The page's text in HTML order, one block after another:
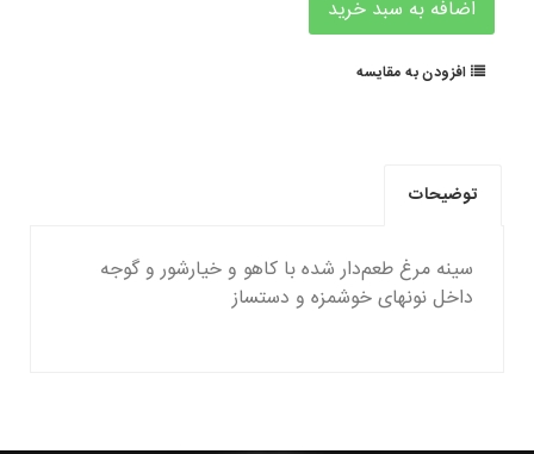
افزودن به مقایسه
توضیحات
سینه مرغ طعم‌دار شده با کاهو و خیارشور و گوجه
داخل نونهای خوشمزه و دستساز